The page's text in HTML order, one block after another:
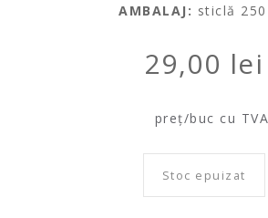
AMBALAJ: sticlă
29,00 lei
preț/buc cu TVA
Stoc epuizat